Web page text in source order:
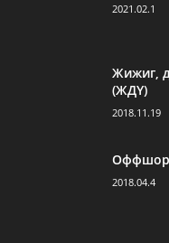
2021.02.1
Жижиг,
(ЖДҮ)
2018.11.19
Оффшор
2018.04.4